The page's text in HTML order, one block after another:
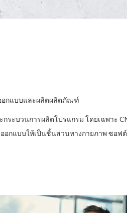
อกแบบและผลิตผลิตภัณฑ์
ระบวนการผลิตโปรแกรม โดยเฉพาะ
อกแบบให้เป็นชิ้นส่วนทางกายภาพ ซอฟ